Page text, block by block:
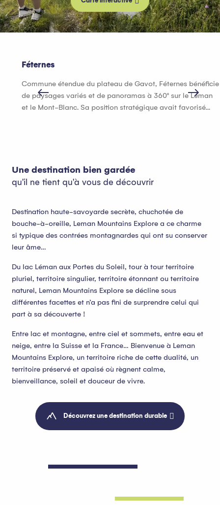
Féternes
Commune étendue du plateau de Gavot, Féternes bénéficie
de paysages variés et de panoramas à 360° sur le Léman
et le Mont-Blanc. Sa position stratégique avait favorisé...
Une destination bien gardée
qu'il ne tient qu'à vous de découvrir
Destination haute-savoyarde secrète, chuchotée de
bouche-à-oreille, Leman Mountains Explore a ce charme
si typique des contrées montagnardes qui ont su conserver
leur âme…
Du lac Léman aux Portes du Soleil, tour à tour territoire
pluriel, territoire singulier, territoire étonnant ou territoire
naturel, Leman Mountains Explore se décline sous
différentes facettes et n’a pas fini de surprendre celui qui
part à sa découverte !
Entre lac et montagne, entre ciel et sommets, entre eau et
neige, entre la Suisse et la France… Bienvenue à Leman
Mountains Explore, un territoire riche de cette dualité, un
territoire préservé et apaisé où règnent calme,
bienveillance, soleil et douceur de vivre.
Découvrez une destination durable